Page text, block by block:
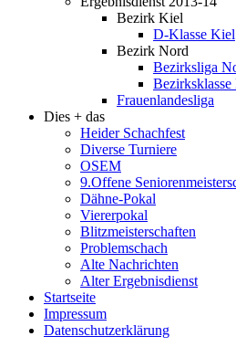
Bezirk Kiel
D-Klasse Kiel
Bezirk Nord
Bezirksliga
Frauenlandesliga
Dies + das
Heider Schachfest
Diverse Turniere
OSEM
9.Offene
Dähne-Pokal
Viererpokal
Blitzmeisterschaften
Problemschach
Alte Nachrichten
Alter Ergebnisdienst
Startseite
Impressum
Datenschutzerklärung